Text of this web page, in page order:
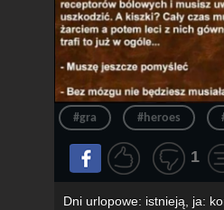
#gra #heroes
1
Dni urlopowe: istnieją, ja: